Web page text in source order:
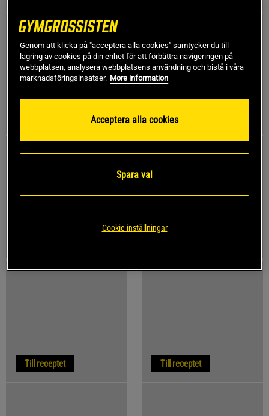
Till receptet
Till receptet Till receptet
Genom att klicka på "acceptera alla cookies" samtycker du till
lagring av cookies på din enhet för att förbättra navigeringen på
webbplatsen, analysera webbplatsens användning och bistå i våra
marknadsföringsinsatser. More information
Acceptera alla cookies
Spara val
Cookie-inställningar